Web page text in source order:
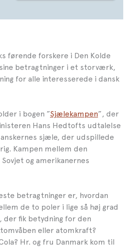
førende forskere i Den Kolde
betragtninger i et storværk,
for alle interesserede i dansk
i bogen ”Sjælekampen”, der
Hans Hedtofts udtalelse
sjæle, der udspillede
Kampen mellem den
og amerikanernes
betragtninger er, hvordan
de to poler i lige så høj grad
fik betydning for den
eller atomkraft?
Hr. og fru Danmark kom til